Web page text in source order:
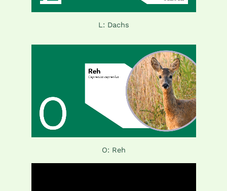
L: Dachs
O: Reh